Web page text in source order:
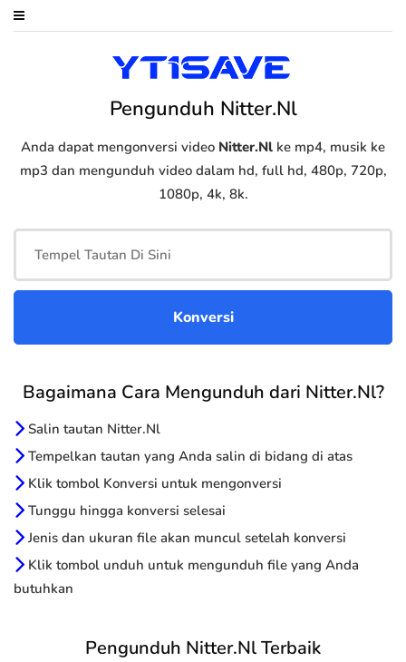
Pengunduh Nitter.Nl
Anda dapat mengonversi video Nitter.Nl ke mp4, musik ke
mp3 dan mengunduh video dalam hd, full hd, 480p, 720p,
1080p, 4k, 8k.
Bagaimana Cara Mengunduh dari Nitter.Nl?
Salin tautan Nitter.Nl
Tempelkan tautan yang Anda salin di bidang di atas
Klik tombol Konversi untuk mengonversi
Tunggu hingga konversi selesai
Jenis dan ukuran file akan muncul setelah konversi
Klik tombol unduh untuk mengunduh file yang Anda
butuhkan
Pengunduh Nitter.Nl Terbaik